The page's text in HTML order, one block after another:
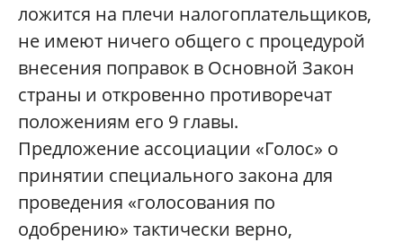
ложится на плечи налогоплательщиков,
не имеют ничего общего с процедурой
внесения поправок в Основной Закон
страны и откровенно противоречат
положениям его 9 главы.
Предложение ассоциации «Голос» о
принятии специального закона для
проведения «голосования по
одобрению» тактически верно,